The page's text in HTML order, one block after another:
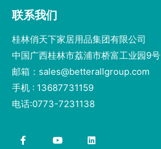
联系我们
桂林俏天下家居用品集团有限公司
中国广西桂林市荔浦市桥富工业园9号
邮箱：sales@betterallgroup.com
手机 : 13687731159
电话:0773-7231138